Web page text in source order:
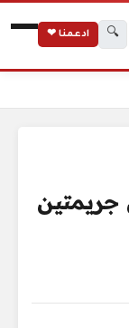
🔍 ادعمنا ❤